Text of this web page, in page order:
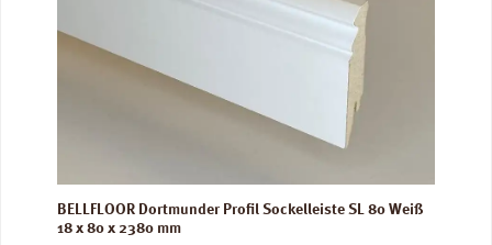
BELLFLOOR Dortmunder Profil Sockelleiste SL 80 Weiß
18 x 80 x 2380 mm